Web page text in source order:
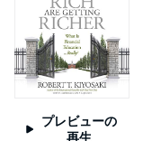
プレビューの
再生